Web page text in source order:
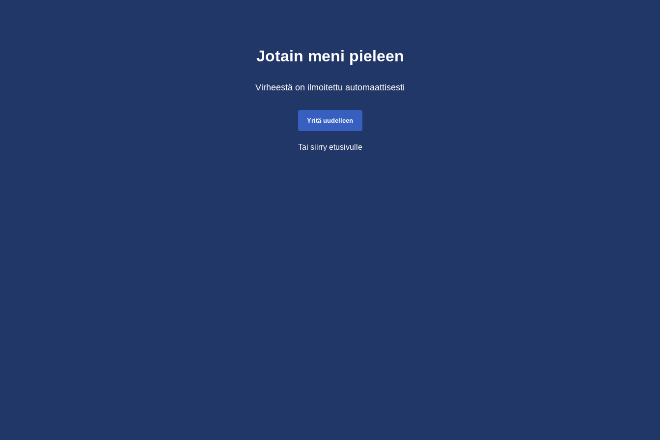
Jotain meni pieleen
Virheestä on ilmoitettu automaattisesti
Yritä uudelleen
Tai siirry etusivulle